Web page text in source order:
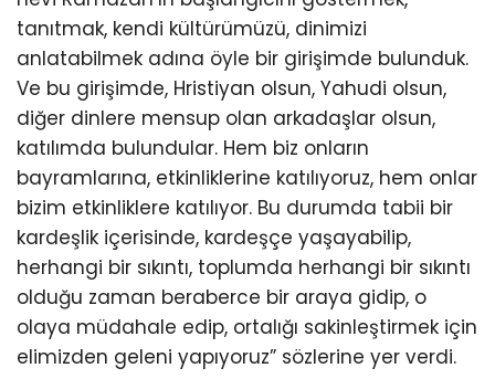
tanıtmak, kendi kültürümüzü, dinimizi
anlatabilmek adına öyle bir girişimde bulunduk.
Ve bu girişimde, Hristiyan olsun, Yahudi olsun,
diğer dinlere mensup olan arkadaşlar olsun,
katılımda bulundular. Hem biz onların
bayramlarına, etkinliklerine katılıyoruz, hem onlar
bizim etkinliklere katılıyor. Bu durumda tabii bir
kardeşlik içerisinde, kardeşçe yaşayabilip,
herhangi bir sıkıntı, toplumda herhangi bir sıkıntı
olduğu zaman beraberce bir araya gidip, o
olaya müdahale edip, ortalığı sakinleştirmek için
elimizden geleni yapıyoruz” sözlerine yer verdi.